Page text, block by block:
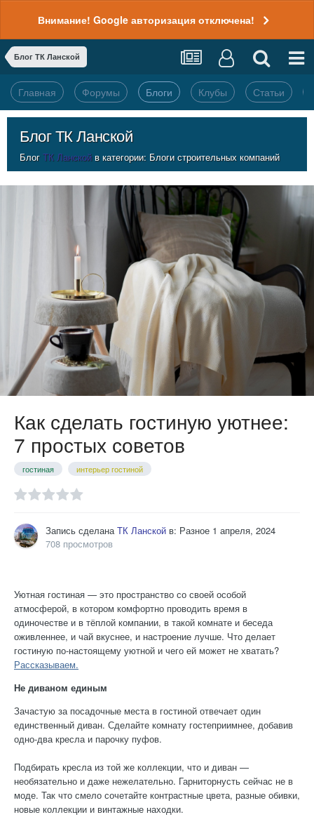
Внимание! Google авторизация отключена!
Блог ТК Ланской
Главная Форумы Блоги Клубы Статьи
Блог ТК Ланской
Блог ТК Ланскойв категории: Блоги строительных компаний
Как сделать гостиную уютнее:
7 простых советов
гостиная интерьер гостиной
Запись сделанаТК Ланской в: Разное 1 апреля, 2024
708 просмотров
Уютная гостиная — это пространство со своей особой
атмосферой, в котором комфортно проводить время в
одиночестве и в тёплой компании, в такой комнате и беседа
оживленнее, и чай вкуснее, и настроение лучше. Что делает
гостиную по-настоящему уютной и чего ей может не хватать?
Рассказываем.
Не диваном единым
Зачастую за посадочные места в гостиной отвечает один
единственный диван. Сделайте комнату гостеприимнее, добавив
одно-два кресла и парочку пуфов.
Подбирать кресла из той же коллекции, что и диван —
необязательно и даже нежелательно. Гарниторнусть сейчас не в
моде. Так что смело сочетайте контрастные цвета, разные обивки,
новые коллекции и винтажные находки.